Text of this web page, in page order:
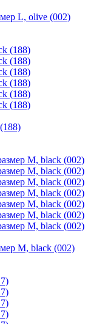
L, olive (002)
М, black (002)